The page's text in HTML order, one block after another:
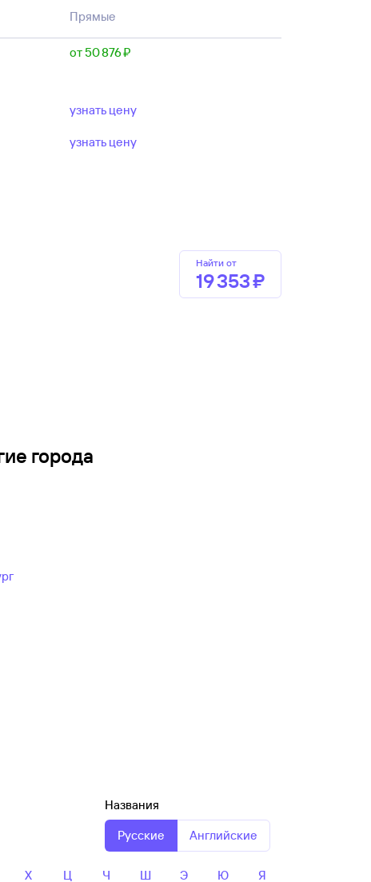
Прямые
от 50 ⁠876 ⁠₽
узнать цену
узнать цену
Найти от
19 ⁠353 ⁠₽
города
Названия
Русские
Английские
Х Ц Ч Ш Э Ю Я